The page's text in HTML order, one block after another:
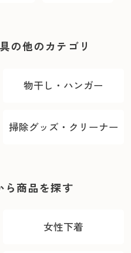
の他のカテゴリ
物干し・ハンガー
掃除グッズ・クリーナー
ら商品を探す
女性下着